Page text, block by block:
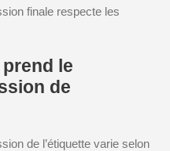
finale respecte les
le
de
de l’étiquette varie selon